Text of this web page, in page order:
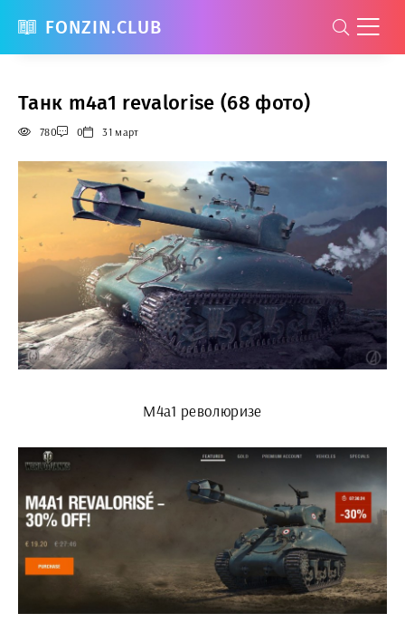
FONZIN.CLUB
Танк m4a1 revalorise (68 фото)
780 0 31 март
М4а1 революризе